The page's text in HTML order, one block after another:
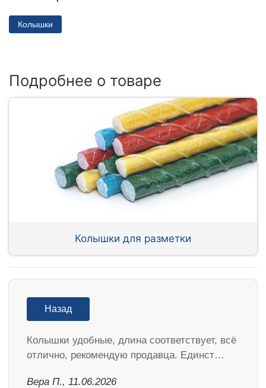
Колышки
Подробнее о товаре
Колышки для разметки
Назад
Колышки удобные, длина соответствует, всё
отлично, рекомендую продавца. Единст…
Вера П., 11.06.2026